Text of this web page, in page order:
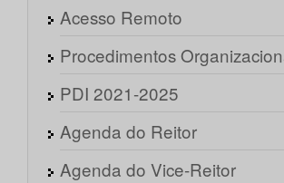
Acesso Remoto
Procedimentos
PDI 2021-2025
Agenda do Reitor
Agenda do Vice-Reitor